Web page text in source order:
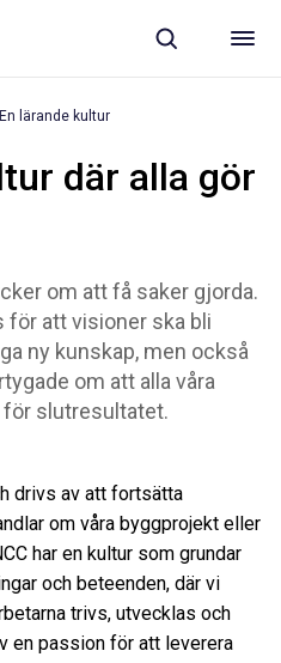
lärande kultur
där alla gör
om att få saker gjorda.
för att visioner ska bli
ny kunskap, men också
om att alla våra
för slutresultatet.
drivs av att fortsätta
om våra byggprojekt eller
har en kultur som grundar
och beteenden, där vi
trivs, utvecklas och
en passion för att leverera